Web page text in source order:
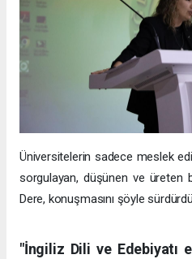
Üniversitelerin sadece meslek
sorgulayan, düşünen ve üreten
Dere, konuşmasını şöyle
"İngiliz Dili ve Edebiyatı